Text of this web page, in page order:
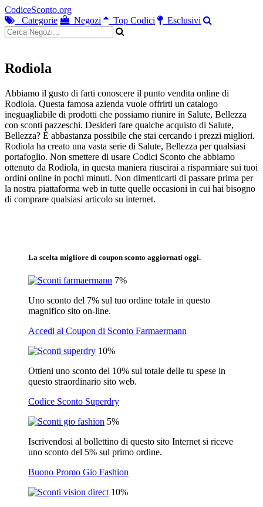
CodiceSconto.org
Categorie
Negozi Top Codici Esclusivi
Rodiola
Abbiamo il gusto di farti conoscere il punto vendita online di
Rodiola. Questa famosa azienda vuole offrirti un catalogo
ineguagliabile di prodotti che possiamo riunire in Salute, Bellezza
con sconti pazzeschi. Desideri fare qualche acquisto di Salute,
Bellezza? È abbastanza possibile che stai cercando i prezzi migliori.
Rodiola ha creato una vasta serie di Salute, Bellezza per qualsiasi
portafoglio. Non smettere di usare Codici Sconto che abbiamo
ottenuto da Rodiola, in questa maniera riuscirai a risparmiare sui tuoi
ordini online in pochi minuti. Non dimenticarti di passare prima per
la nostra piattaforma web in tutte quelle occasioni in cui hai bisogno
di comprare qualsiasi articolo su internet.
La scelta migliore di coupon sconto aggiornati oggi.
7%
Uno sconto del 7% sul tuo ordine totale in questo
magnifico sito on-line.
Accedi al Coupon di Sconto Farmaermann
10%
Ottieni uno sconto del 10% sul totale delle tu spese in
questo straordinario sito web.
Codice Sconto Superdry
5%
Iscrivendosi al bollettino di questo sito Internet si riceve
uno sconto del 5% sul primo ordine.
Buono Promo Gio Fashion
10%